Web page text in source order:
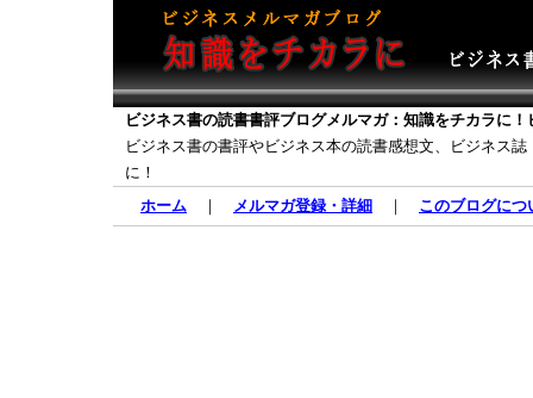
ビジネス書の読書書評ブログメルマガ：知識をチカラに
ビジネス書の書評やビジネス本の読書感想文、ビジネス
に！
ホーム ｜ メルマガ登録・詳細 ｜ このブログにつ